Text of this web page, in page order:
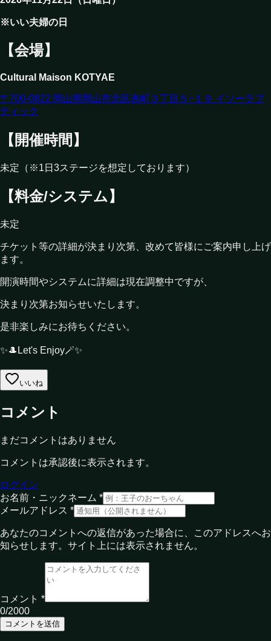
※いい夫婦の日
【会場】
Cultural Maison KOTYAE
〒700-0822 岡山県岡山市北区表町３丁目５−１９ イソーラブ
ティック
【開催時間】
未定（※1日3ステージを想定しております）
【料金/システム】
未定
チケット等の詳細が決まり次第、改めて皆様にご案内申し上げ
ます。
開演時間やシステムに詳細は現在調整中ですが、
決まり次第お知らせいたします。
是非楽しみにお待ちください。
✨🎩Let's Enjoy🪄✨
いいね
コメント
まだコメントはありません
コメントは承認後に表示されます。
ログイン
お名前・ニックネーム *
メールアドレス *
あなたのコメントへの返信があった場合に、このアドレスへお
知らせします。サイト上には表示されません。
コメント *
0/2000
コメントを送信